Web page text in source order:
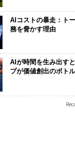
AIコストの暴走：ト
務を脅かす理由
AIが時間を生み出す
プが価値創出のボト